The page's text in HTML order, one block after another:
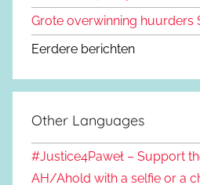
Grote overwinning huurders
Eerdere berichten
Other Languages
#Justice4Paweł – Support
AH/Ahold with a selfie or a